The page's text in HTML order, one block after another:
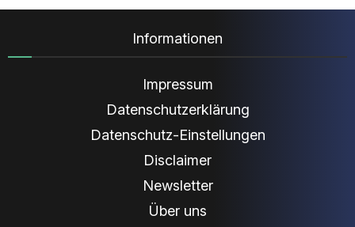
Informationen
Impressum
Datenschutzerklärung
Datenschutz-Einstellungen
Disclaimer
Newsletter
Über uns